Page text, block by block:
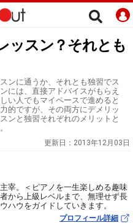
ッスン？それとも
ンに通うか、それとも独習でス
には、直接アドバイスがもらえ
い人でもマイペースで進めると
的ですが、その両方にデメリッ
ンと独習それぞれのメリットと
更新日： 2013年12月03日
宰。＜ピアノを一生楽しめる趣味
から上級レベルまで、無理せず長
ハウをガイドしていきます。
プロフィール詳細